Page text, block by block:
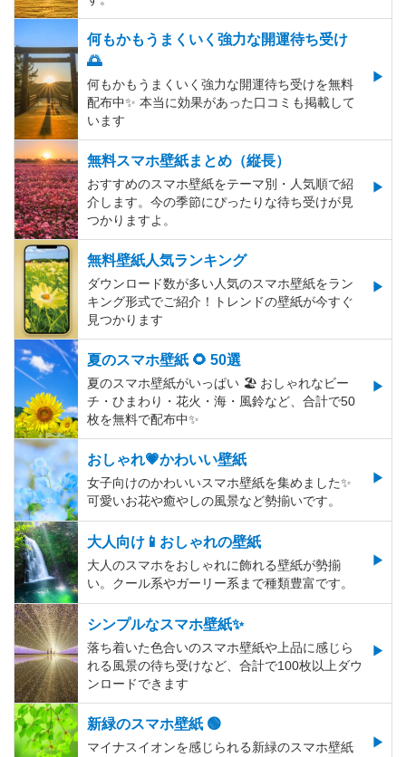
何もかもうまくいく強力な開運待ち受け
🌅
何もかもうまくいく強力な開運待ち受けを無料
配布中✨️ 本当に効果があった口コミも掲載して
います
無料スマホ壁紙まとめ（縦長）
おすすめのスマホ壁紙をテーマ別・人気順で紹
介します。今の季節にぴったりな待ち受けが見
つかりますよ。
無料壁紙人気ランキング
ダウンロード数が多い人気のスマホ壁紙をラン
キング形式でご紹介！トレンドの壁紙が今すぐ
見つかります
夏のスマホ壁紙 🌻 50選
夏のスマホ壁紙がいっぱい 🏖 おしゃれなビー
チ・ひまわり・花火・海・風鈴など、合計で50
枚を無料で配布中✨
おしゃれ💗かわいい壁紙
女子向けのかわいいスマホ壁紙を集めました✨
可愛いお花や癒やしの風景など勢揃いです。
大人向け📱おしゃれの壁紙
大人のスマホをおしゃれに飾れる壁紙が勢揃
い。クール系やガーリー系まで種類豊富です。
シンプルなスマホ壁紙✨
落ち着いた色合いのスマホ壁紙や上品に感じら
れる風景の待ち受けなど、合計で100枚以上ダウ
ンロードできます
新緑のスマホ壁紙 🟢
マイナスイオンを感じられる新緑のスマホ壁紙